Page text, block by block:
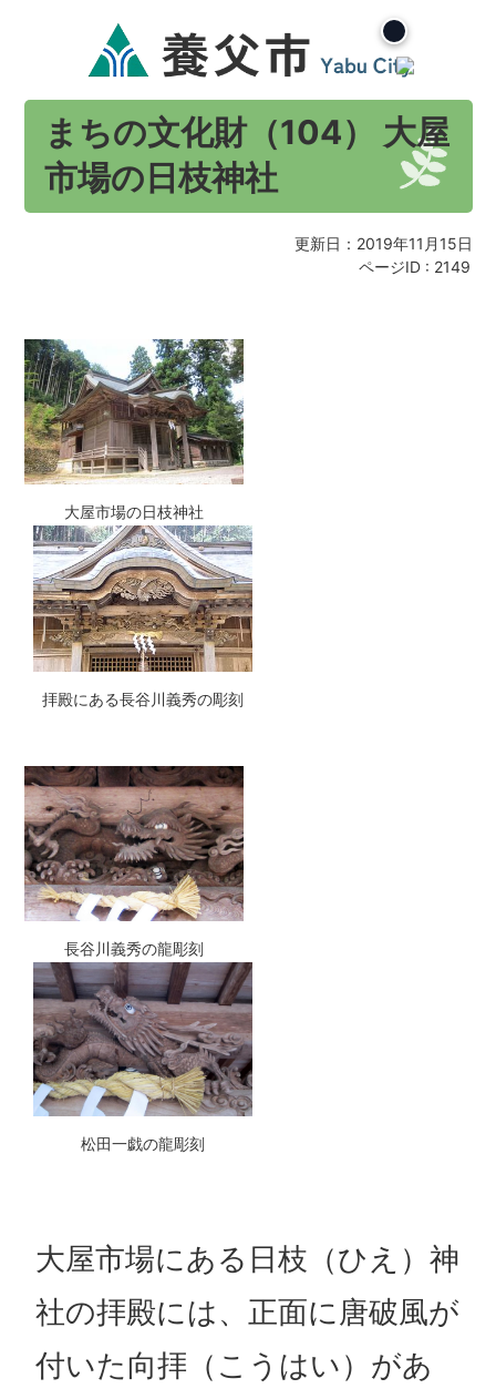
まちの文化財（104） 大屋
市場の日枝神社
更新日：2019年11月15日
ページID : 2149
大屋市場の日枝神社
拝殿にある長谷川義秀の彫刻
長谷川義秀の龍彫刻
松田一戯の龍彫刻
大屋市場にある日枝（ひえ）神
社の拝殿には、正面に唐破風が
付いた向拝（こうはい）があ